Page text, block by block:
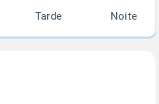
Tarde Noite